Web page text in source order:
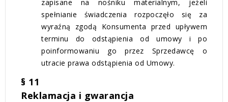
zapisane na nośniku materialnym, jeżeli
spełnianie świadczenia rozpoczęło się za
wyraźną zgodą Konsumenta przed upływem
terminu do odstąpienia od umowy i po
poinformowaniu go przez Sprzedawcę o
utracie prawa odstąpienia od Umowy.
§ 11
Reklamacja i gwarancja